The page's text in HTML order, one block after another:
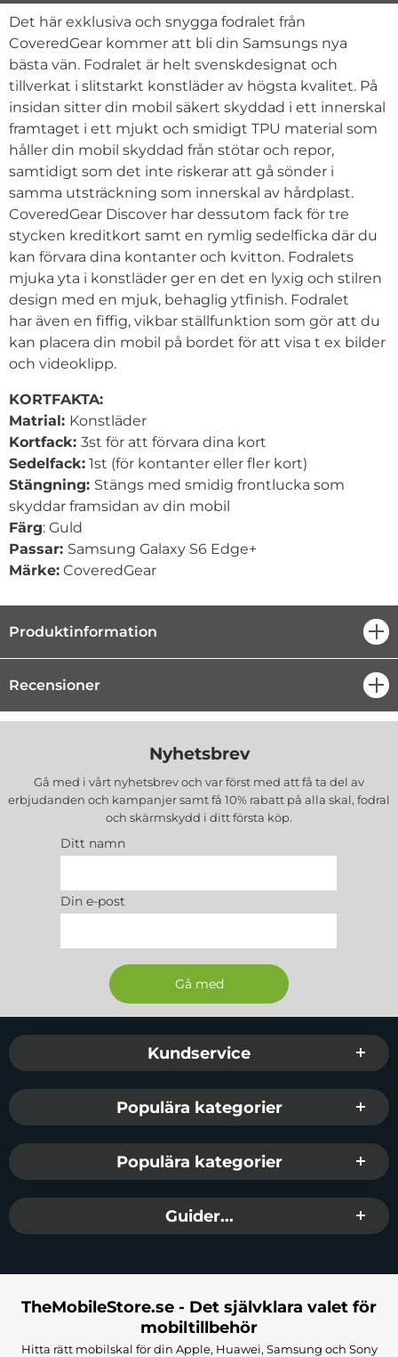
Produktbeskrivning
Det här exklusiva och snygga fodralet från
CoveredGear kommer att bli din Samsungs nya
bästa vän. Fodralet är helt svenskdesignat och
tillverkat i slitstarkt konstläder av högsta kvalitet. På
insidan sitter din mobil säkert skyddad i ett innerskal
framtaget i ett mjukt och smidigt TPU material som
håller din mobil skyddad från stötar och repor,
samtidigt som det inte riskerar att gå sönder i
samma utsträckning som innerskal av hårdplast.
CoveredGear Discover har dessutom fack för tre
stycken kreditkort samt en rymlig sedelficka där du
kan förvara dina kontanter och kvitton. Fodralets
mjuka yta i konstläder ger en det en lyxig och stilren
design med en mjuk, behaglig ytfinish. Fodralet
har även en fiffig, vikbar ställfunktion som gör att du
kan placera din mobil på bordet för att visa t ex bilder
och videoklipp.
KORTFAKTA:
Matrial: Konstläder
Kortfack: 3st för att förvara dina kort
Sedelfack: 1st (för kontanter eller fler kort)
Stängning: Stängs med smidig frontlucka som
skyddar framsidan av din mobil
Färg: Guld
Passar: Samsung Galaxy S6 Edge+
Märke: CoveredGear
Produktinformation
Recensioner
Nyhetsbrev
Gå med i vårt nyhetsbrev och var först med att få ta del av
erbjudanden och kampanjer samt få 10% rabatt på alla skal, fodral
och skärmskydd i ditt första köp.
Ditt namn
Din e-post
Sidfot Blandad info och länkar
Kundservice
Populära kategorier
Populära kategorier
Guider...
TheMobileStore.se - Det självklara valet för
mobiltillbehör
Hitta rätt mobilskal för din Apple, Huawei, Samsung och Sony